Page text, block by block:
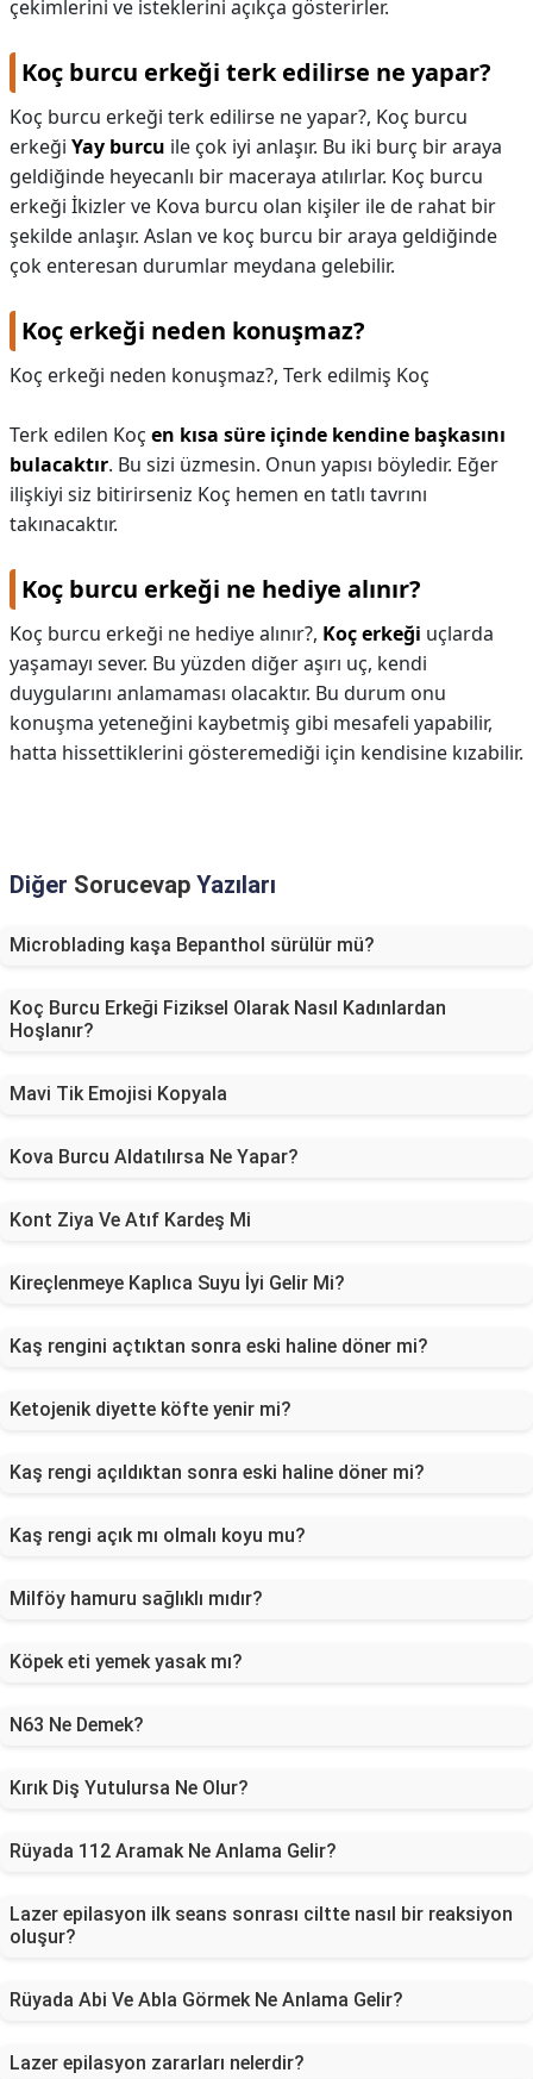
çekimlerini ve isteklerini açıkça gösterirler.
Koç burcu erkeği terk edilirse ne yapar?
Koç burcu erkeği terk edilirse ne yapar?, Koç burcu
erkeği Yay burcu ile çok iyi anlaşır. Bu iki burç bir araya
geldiğinde heyecanlı bir maceraya atılırlar. Koç burcu
erkeği İkizler ve Kova burcu olan kişiler ile de rahat bir
şekilde anlaşır. Aslan ve koç burcu bir araya geldiğinde
çok enteresan durumlar meydana gelebilir.
Koç erkeği neden konuşmaz?
Koç erkeği neden konuşmaz?, Terk edilmiş Koç
Terk edilen Koç en kısa süre içinde kendine başkasını
bulacaktır. Bu sizi üzmesin. Onun yapısı böyledir. Eğer
ilişkiyi siz bitirirseniz Koç hemen en tatlı tavrını
takınacaktır.
Koç burcu erkeği ne hediye alınır?
Koç burcu erkeği ne hediye alınır?, Koç erkeği uçlarda
yaşamayı sever. Bu yüzden diğer aşırı uç, kendi
duygularını anlamaması olacaktır. Bu durum onu
konuşma yeteneğini kaybetmiş gibi mesafeli yapabilir,
hatta hissettiklerini gösteremediği için kendisine kızabilir.
Diğer Sorucevap Yazıları
Microblading kaşa Bepanthol sürülür mü?
Koç Burcu Erkeği Fiziksel Olarak Nasıl Kadınlardan
Hoşlanır?
Mavi Tik Emojisi Kopyala
Kova Burcu Aldatılırsa Ne Yapar?
Kont Ziya Ve Atıf Kardeş Mi
Kireçlenmeye Kaplıca Suyu İyi Gelir Mi?
Kaş rengini açtıktan sonra eski haline döner mi?
Ketojenik diyette köfte yenir mi?
Kaş rengi açıldıktan sonra eski haline döner mi?
Kaş rengi açık mı olmalı koyu mu?
Milföy hamuru sağlıklı mıdır?
Köpek eti yemek yasak mı?
N63 Ne Demek?
Kırık Diş Yutulursa Ne Olur?
Rüyada 112 Aramak Ne Anlama Gelir?
Lazer epilasyon ilk seans sonrası ciltte nasıl bir reaksiyon
oluşur?
Rüyada Abi Ve Abla Görmek Ne Anlama Gelir?
Lazer epilasyon zararları nelerdir?